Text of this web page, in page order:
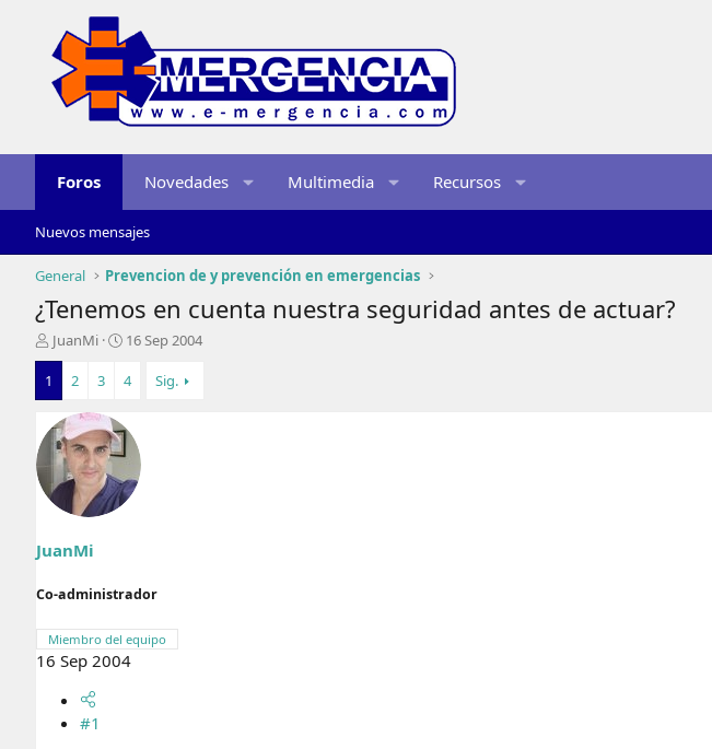
Foros Novedades Multimedia Recursos
Nuevos mensajes
General Prevencion de y prevención en emergencias
¿Tenemos en cuenta nuestra seguridad antes de actuar?
I
n
c
a
d
r
l
e
a
JuanMi
F
c
d
e
i
n
16 Sep 2004
1 2 3 4 Sig.
JuanMi
Co-administrador
Miembro del equipo
16 Sep 2004
#1